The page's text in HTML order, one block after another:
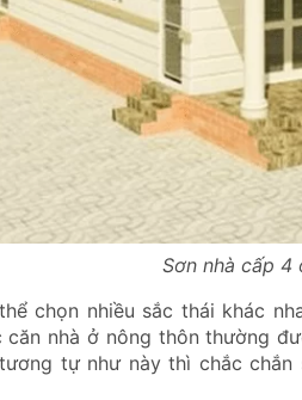
Sơn nhà cấp 4
chọn nhiều sắc thái khác
căn nhà ở nông thôn thường
tự như này thì chắc chắn